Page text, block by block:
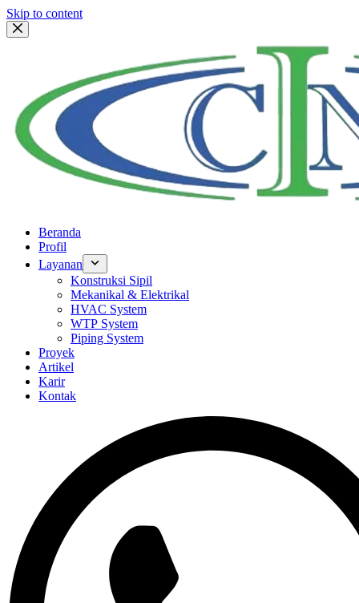
Skip to content
Beranda
Profil
Layanan
Konstruksi Sipil
Mekanikal & Elektrikal
HVAC System
WTP System
Piping System
Proyek
Artikel
Karir
Kontak